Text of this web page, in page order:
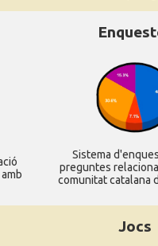
Catalans a TROYES
de l'Eurodistrict
de Grenoble (Maison de
de Nantes "Tirant lo
Sistema
preguntes
comunitat catalana
Jocs